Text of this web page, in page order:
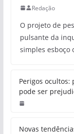
Redação
O projeto de
pulsante da
simples esboço
Perigos
pode ser
Novas